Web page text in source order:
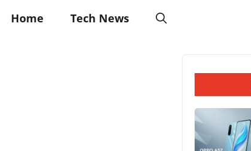
Home Tech News